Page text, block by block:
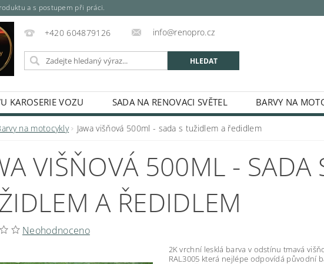
a s postupem při práci.
+420 604879126 info@renopro.cz
KAROSERIE VOZU SADA NA RENOVACI SVĚTEL
BARVY NA
PLECHOVKY, KARTUŠE)
MÍCHANÉ PRŮMYSLOVÉ A SPECIÁLNÍ
ODMAŠŤOVAČE A KONZERVACE TMELY A LAMINOVACÍ
- BARVA NA REZ DUPLI-COLOR PLATINUM SPREJE
LEPIDLA MASKOVÁNÍ A BALENÍ
KONTAKTY
na motocykly Jawa višňová 500ml - sada s tužidlem a ředidlem
VIŠŇOVÁ 500ML - SADA
A ŘEDIDLEM
Neohodnoceno
2K vrchní lesklá barva v odstínu tmavá
RAL3005 která nejlépe odpovídá původní